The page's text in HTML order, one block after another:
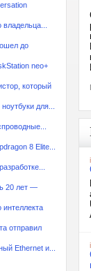
до
neo+
который
для...
8 Elite...
20 лет —
отправил
Ethernet и...